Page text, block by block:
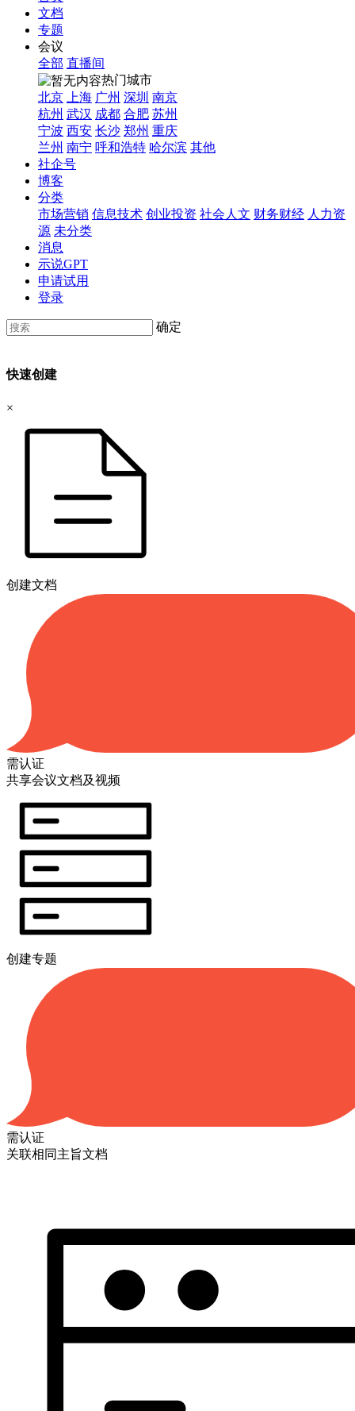
文档
专题
会议
全部 直播间
热门城市
北京
上海 广州 深圳 南京
杭州 武汉 成都 合肥 苏州
宁波 西安 长沙 郑州 重庆
兰州 南宁 呼和浩特 哈尔滨 其他
社企号
博客
分类
市场营销 信息技术 创业投资 社会人文 财务财经 人力资
源 未分类
消息
示说GPT
申请试用
登录
确定
快速创建
×
创建文档
需认证
共享会议文档及视频
创建专题
需认证
关联相同主旨文档